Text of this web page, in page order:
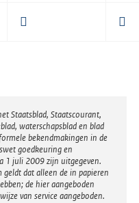
 
Staatsblad, Staatscourant,
waterschapsblad en blad
bekendmakingen in de
goedkeuring en
1 juli 2009 zijn uitgegeven.
dat alleen de in papieren
de hier aangeboden
van service aangeboden.